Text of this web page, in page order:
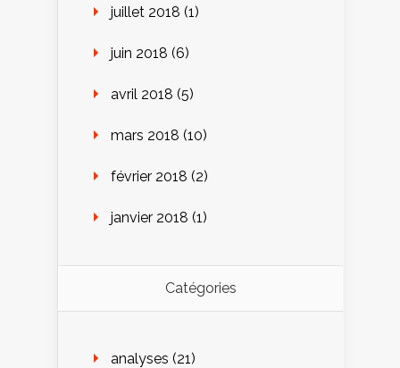
juillet 2018 (1)
juin 2018 (6)
avril 2018 (5)
mars 2018 (10)
février 2018 (2)
janvier 2018 (1)
Catégories
analyses (21)